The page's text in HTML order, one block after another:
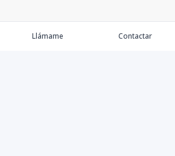
Llámame Contactar